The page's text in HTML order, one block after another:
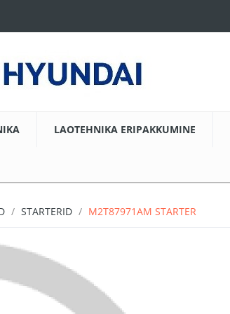
LAOTEHNIKA ERIPAKKUMINE
STARTERID M2T87971AM STARTER